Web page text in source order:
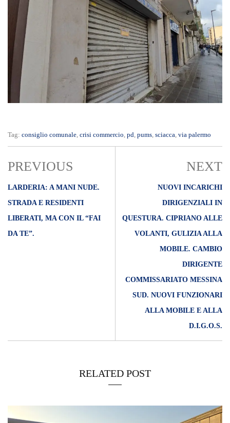
Tag: consiglio comunale crisi commercio pd pums sciacca via palermo
PREVIOUS
LARDERIA: A MANI NUDE.
STRADA E RESIDENTI
LIBERATI, MA CON IL “FAI
DA TE”.
NEXT
NUOVI INCARICHI
DIRIGENZIALI IN
QUESTURA. CIPRIANO ALLE
VOLANTI, GULIZIA ALLA
MOBILE. CAMBIO
DIRIGENTE
COMMISSARIATO MESSINA
SUD. NUOVI FUNZIONARI
ALLA MOBILE E ALLA
D.I.G.O.S.
RELATED POST